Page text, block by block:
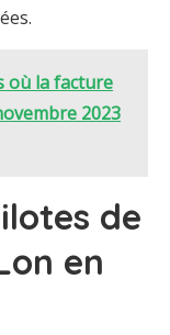
où la facture
2023
de
en